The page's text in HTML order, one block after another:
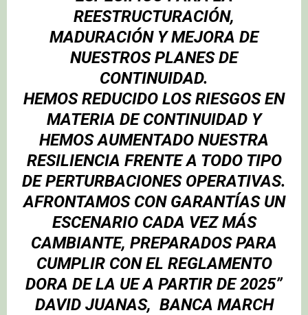
REESTRUCTURACIÓN,
MADURACIÓN Y MEJORA DE
NUESTROS PLANES DE
CONTINUIDAD.
HEMOS REDUCIDO LOS RIESGOS EN
MATERIA DE CONTINUIDAD Y
HEMOS AUMENTADO NUESTRA
RESILIENCIA FRENTE A TODO TIPO
DE PERTURBACIONES OPERATIVAS.
AFRONTAMOS CON GARANTÍAS UN
ESCENARIO CADA VEZ MÁS
CAMBIANTE, PREPARADOS PARA
CUMPLIR CON EL REGLAMENTO
DORA DE LA UE A PARTIR DE 2025”
DAVID JUANAS, BANCA MARCH